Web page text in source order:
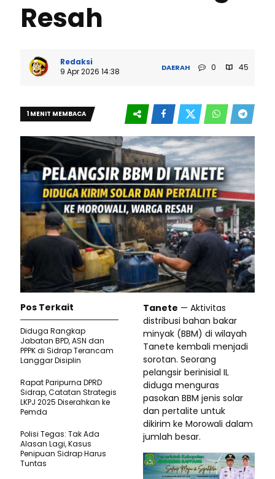
Resah
Redaksi
9 Apr 2026 14:38
DAERAH 0 45
1 MENIT MEMBACA
Tanete — Aktivitas
distribusi bahan bakar
minyak (BBM) di wilayah
Tanete kembali menjadi
sorotan. Seorang
pelangsir berinisial IL
diduga menguras
pasokan BBM jenis solar
dan pertalite untuk
dikirim ke Morowali dalam
jumlah besar.
Pos Terkait
Diduga Rangkap
Jabatan BPD, ASN dan
PPPK di Sidrap Terancam
Langgar Disiplin
Rapat Paripurna DPRD
Sidrap, Catatan Strategis
LKPJ 2025 Diserahkan ke
Pemda
Polisi Tegas: Tak Ada
Alasan Lagi, Kasus
Penipuan Sidrap Harus
Tuntas